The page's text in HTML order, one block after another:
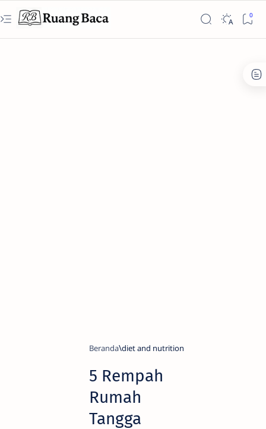
Beranda diet and nutrition
5 Rempah
Rumah
Tangga